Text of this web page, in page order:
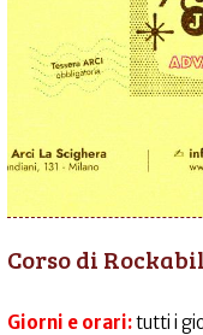
Corso di
Giorni e orari:tutti i